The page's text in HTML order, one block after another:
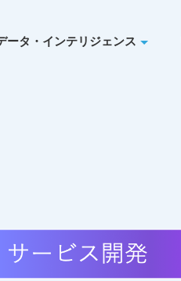
ータ・インテリジェンス